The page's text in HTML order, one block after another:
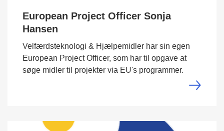
European Project Officer Sonja
Hansen
Velfærdsteknologi & Hjælpemidler har sin egen
European Project Officer, som har til opgave at
søge midler til projekter via EU's programmer.